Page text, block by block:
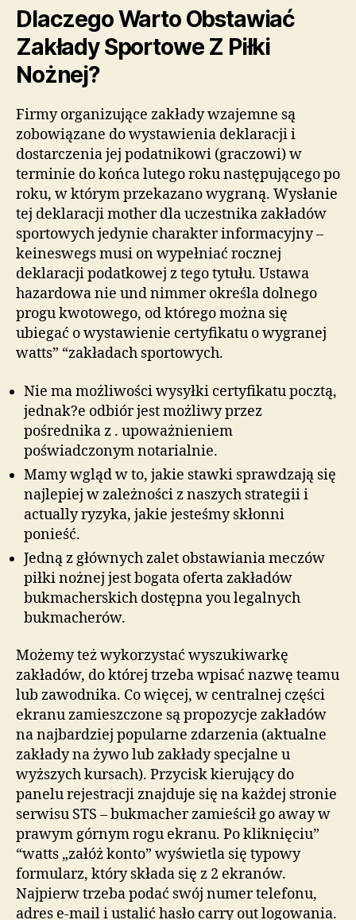
Dlaczego Warto Obstawiać
Zakłady Sportowe Z Piłki
Nożnej?
Firmy organizujące zakłady wzajemne są
zobowiązane do wystawienia deklaracji i
dostarczenia jej podatnikowi (graczowi) w
terminie do końca lutego roku następującego po
roku, w którym przekazano wygraną. Wysłanie
tej deklaracji mother dla uczestnika zakładów
sportowych jedynie charakter informacyjny –
keineswegs musi on wypełniać rocznej
deklaracji podatkowej z tego tytułu. Ustawa
hazardowa nie und nimmer określa dolnego
progu kwotowego, od którego można się
ubiegać o wystawienie certyfikatu o wygranej
watts” “zakładach sportowych.
Nie ma możliwości wysyłki certyfikatu pocztą,
jednak?e odbiór jest możliwy przez
pośrednika z . upoważnieniem
poświadczonym notarialnie.
Mamy wgląd w to, jakie stawki sprawdzają się
najlepiej w zależności z naszych strategii i
actually ryzyka, jakie jesteśmy skłonni
ponieść.
Jedną z głównych zalet obstawiania meczów
piłki nożnej jest bogata oferta zakładów
bukmacherskich dostępna you legalnych
bukmacherów.
Możemy też wykorzystać wyszukiwarkę
zakładów, do której trzeba wpisać nazwę teamu
lub zawodnika. Co więcej, w centralnej części
ekranu zamieszczone są propozycje zakładów
na najbardziej popularne zdarzenia (aktualne
zakłady na żywo lub zakłady specjalne u
wyższych kursach). Przycisk kierujący do
panelu rejestracji znajduje się na każdej stronie
serwisu STS – bukmacher zamieścił go away w
prawym górnym rogu ekranu. Po kliknięciu”
“watts „załóż konto” wyświetla się typowy
formularz, który składa się z 2 ekranów.
Najpierw trzeba podać swój numer telefonu,
adres e-mail i ustalić hasło carry out logowania.